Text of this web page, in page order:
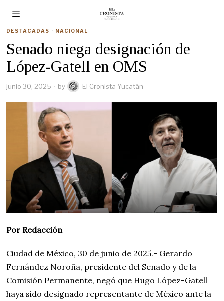
DESTACADAS · NACIONAL
Senado niega designación de
López-Gatell en OMS
junio 30, 2025 by El Cronista Yucatán
Por Redacción
Ciudad de México, 30 de junio de 2025.- Gerardo
Fernández Noroña, presidente del Senado y de la
Comisión Permanente, negó que Hugo López-Gatell
haya sido designado representante de México ante la